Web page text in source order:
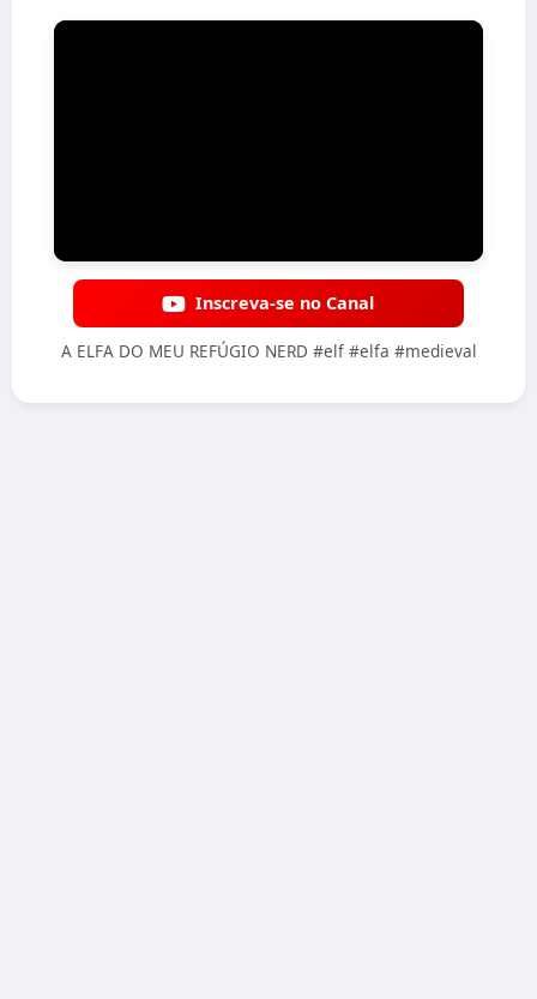
Inscreva-se no Canal
A ELFA DO MEU REFÚGIO NERD #elf #elfa #medieval